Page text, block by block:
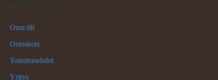
Oma tili
Ostoskori
Toimitusehdot
Yritys